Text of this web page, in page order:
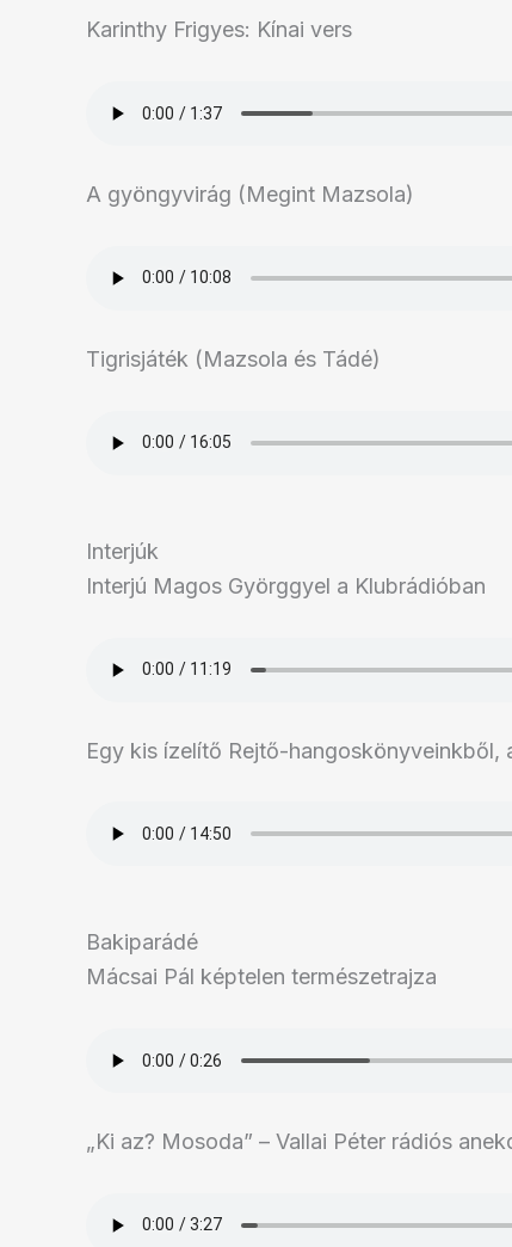
Karinthy Frigyes: Kínai vers
A gyöngyvirág (Megint Mazsola)
Tigrisjáték (Mazsola és Tádé)
Interjúk
Interjú Magos Györggyel a Klubrádióban
Egy kis ízelítő Rejtő-hangoskönyveinkből,
Bakiparádé
Mácsai Pál képtelen természetrajza
„Ki az? Mosoda” – Vallai Péter rádiós